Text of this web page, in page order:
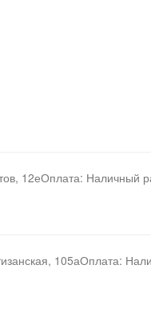
12еОплата: Наличный
105аОплата: